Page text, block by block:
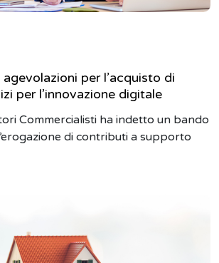
per l’acquisto di
per l’innovazione digitale
Commercialisti ha indetto un bando
di contributi a supporto